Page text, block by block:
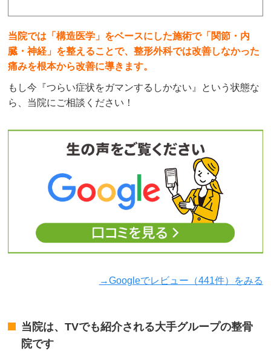
当院では「構造医学」をベースにした施術で「関節・内
臓・神経」を整えることで、整形外科では改善しなかった
痛みを根本から改善に導きます。
もし今『つらい症状をガマンするしかない』という状態な
ら、当院にご相談ください！
→Googleでレビュー（441件）をみる
当院は、TVでも紹介される大手グループの整骨
院です